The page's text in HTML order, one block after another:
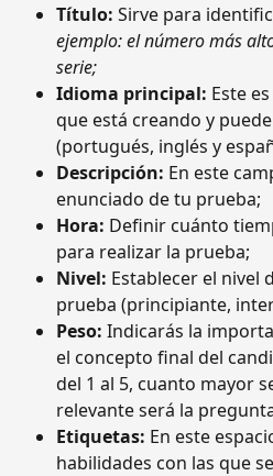
Título: Sirve para
ejemplo: el número más
serie;
Idioma principal: Este
que está creando y
(portugués, inglés y
Descripción: En este
enunciado de tu prueba;
Hora: Definir cuánto
para realizar la prueba;
Nivel: Establecer el nivel
prueba (principiante,
Peso: Indicarás la
el concepto final del
del 1 al 5, cuanto mayor
relevante será la
Etiquetas: En este
habilidades con las que